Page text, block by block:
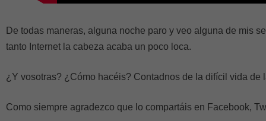
De todas maneras, alguna noche paro y veo alguna de mis
tanto Internet la cabeza acaba un poco loca.
¿Y vosotras? ¿Cómo hacéis? Contadnos de la difícil vida de
Como siempre agradezco que lo compartáis en Facebook,